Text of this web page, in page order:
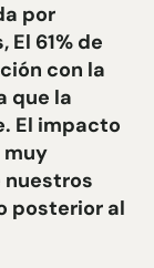
por
El 61% de
con la
que la
. El impacto
muy
posterior al